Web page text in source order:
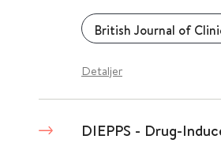
Detaljer
DIEPPS - Drug-